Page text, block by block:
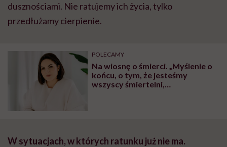
dusznościami. Nie ratujemy ich życia, tylko
przedłużamy cierpienie.
POLECAMY
Na wiosnę o śmierci. „Myślenie o
końcu, o tym, że jesteśmy
wszyscy śmiertelni,
W sytuacjach, w których ratunku już nie ma.